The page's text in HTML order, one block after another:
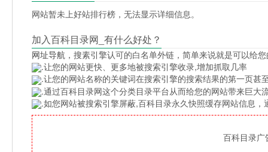
网站暂未上好站排行榜，无法显示详细信息。
加入百科目录网_有什么好处？
网址导航 ，搜素引擎认可的白名单外链，简单来说就是可以给
.让您的网站更快、更多地被搜索引擎收录,增加抓取几率
.让您的网站名称的关键词在搜索引擎的搜索结果的第一页甚
.通过百科目录网这个分类目录平台从而给您的网站带来巨大
.如您网站被搜索引擎屏蔽,百科目录永久快照缓存网站信息
百科目录